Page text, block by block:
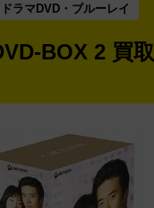
ドラマDVD・ブルーレイ
BOX 2 買取